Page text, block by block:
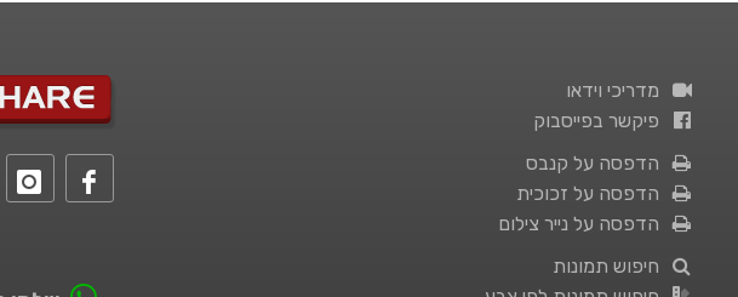
מדריכי וידאו
פיקשר בפייסבוק
הדפסה על קנבס
הדפסה על זכוכית
הדפסה על נייר צילום
חיפוש תמונות